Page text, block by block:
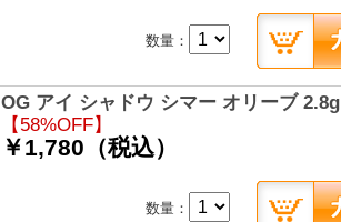
数量：
OG アイ シャドウ シマー オリーブ 2.8g
【58%OFF】
￥1,780（税込）
数量：